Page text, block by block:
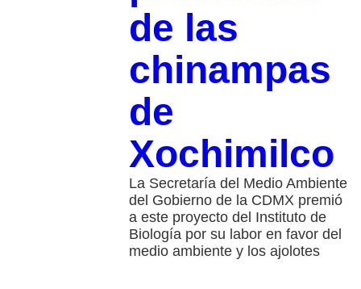
de las
chinampas
de
Xochimilco
La Secretaría del Medio Ambiente
del Gobierno de la CDMX premió
a este proyecto del Instituto de
Biología por su labor en favor del
medio ambiente y los ajolotes